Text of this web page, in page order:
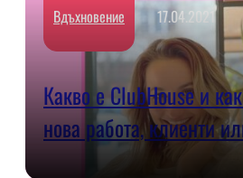
Вдъхновение 17.04.2021
Какво е ClubHouse и
нова работа, клиенти